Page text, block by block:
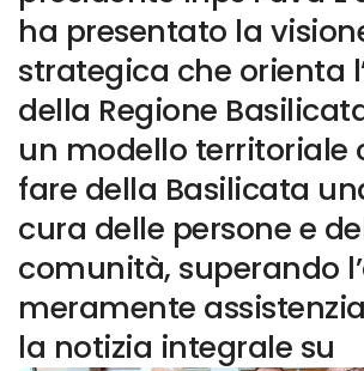
ha presentato la
strategica che orienta
della Regione
un modello territoriale
fare della Basilicata
cura delle persone e
comunità, superando
meramente
la notizia integrale su